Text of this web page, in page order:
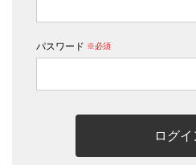
パスワード
(必須)
ログイ